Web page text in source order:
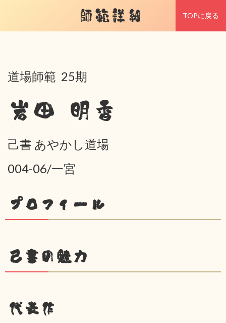
師範詳細 TOPに戻る
道場師範 25期
岩田 明香
己書 あやかし道場
004-06/一宮
プロフィール
己書の魅力
代表作